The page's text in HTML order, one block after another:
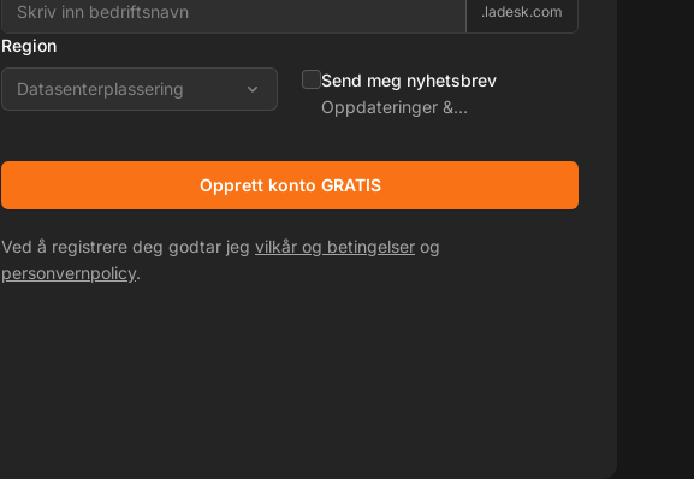
.ladesk.com
Region
Datasenterplassering
Send meg nyhetsbrev
Oppdateringer &
Opprett konto GRATIS
Ved å registrere deg godtar jeg vilkår og betingelser og
personvernpolicy.